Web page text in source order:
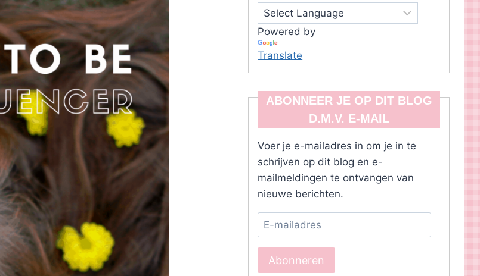
Powered by
Translate
ABONNEER JE OP DIT BLOG
D.M.V. E-MAIL
Voer je e-mailadres in om je in te
schrijven op dit blog en e-
mailmeldingen te ontvangen van
nieuwe berichten.
E-
mailadres
Abonneren